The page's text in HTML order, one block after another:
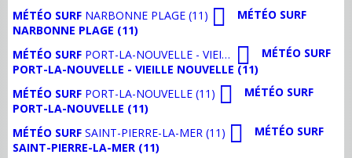
MÉTÉO SURF NARBONNE PLAGE (11)
MÉTÉO SURF
NARBONNE PLAGE (11)
MÉTÉO SURF PORT-LA-NOUVELLE - VIEILLE NOUVELLE (11)
MÉTÉO SURF
PORT-LA-NOUVELLE - VIEILLE NOUVELLE (11)
MÉTÉO SURF PORT-LA-NOUVELLE (11)
MÉTÉO SURF
PORT-LA-NOUVELLE (11)
MÉTÉO SURF SAINT-PIERRE-LA-MER (11)
MÉTÉO SURF
SAINT-PIERRE-LA-MER (11)